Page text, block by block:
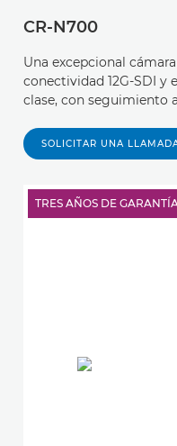
CR-N700
Una excepcional
conectividad 12G-SDI y
clase, con seguimiento
SOLICITAR UNA
TRES AÑOS DE